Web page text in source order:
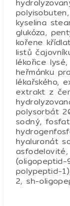
kyselina
glukóza,
kořene
listů
lékořice
heřmánku
lékařského,
extrakt z
polysorbát
sodný,
hyaluronát
(oligopeptid-
polypeptid-
2, sh-